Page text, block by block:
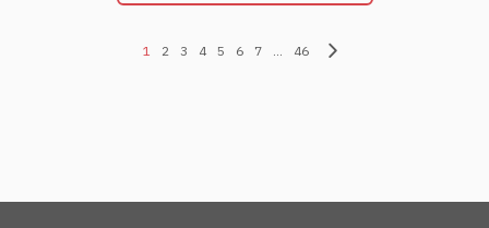
1 2 3 4 5 6 7 ... 46